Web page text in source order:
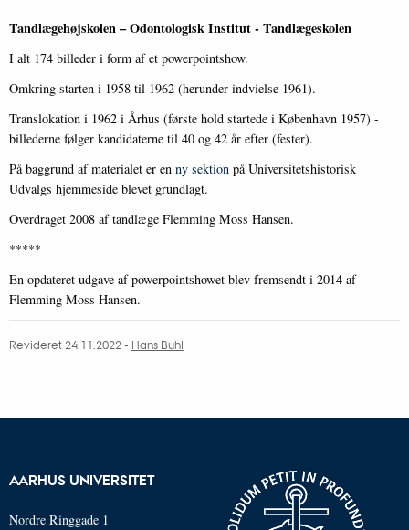
Tandlægehøjskolen – Odontologisk Institut - Tandlægeskolen
I alt 174 billeder i form af et powerpointshow.
Omkring starten i 1958 til 1962 (herunder indvielse 1961).
Translokation i 1962 i Århus (første hold startede i København 1957) -
billederne følger kandidaterne til 40 og 42 år efter (fester).
På baggrund af materialet er en ny sektion på Universitetshistorisk
Udvalgs hjemmeside blevet grundlagt.
Overdraget 2008 af tandlæge Flemming Moss Hansen.
*****
En opdateret udgave af powerpointshowet blev fremsendt i 2014 af
Flemming Moss Hansen.
Revideret 24.11.2022- Hans Buhl
AARHUS UNIVERSITET
Nordre Ringgade 1